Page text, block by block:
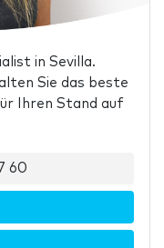
in Sevilla.
Sie das beste
Ihren Stand auf
60